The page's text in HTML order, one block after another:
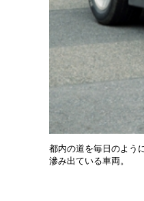
都内の道を毎日のよう
滲み出ている車両。